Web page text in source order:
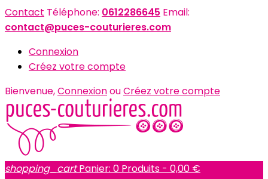
Contact Téléphone: 0612286645 Email:
contact@puces-couturieres.com
Connexion
Créez votre compte
Bienvenue,ConnexionouCréez votre compte
shopping_cart Panier: 0 Produits - 0,00 €